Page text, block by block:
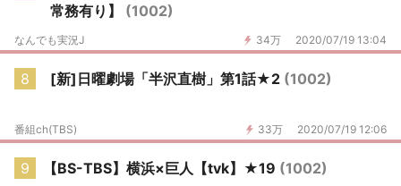
常務有り】 (1002)
34万 2020/07/19 13:04
なんでも実況J
8 [新]日曜劇場「半沢直樹」第1話★2 (1002)
33万 2020/07/19 12:06
番組ch(TBS)
9 【BS-TBS】横浜×巨人【tvk】★19 (1002)